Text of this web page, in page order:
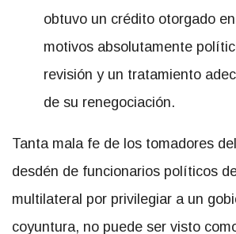
obtuvo un crédito otorgado
motivos absolutamente
revisión y un tratamiento
de su renegociación.
Tanta mala fe de los tomadores
desdén de funcionarios políticos
multilateral por privilegiar a un
coyuntura, no puede ser visto